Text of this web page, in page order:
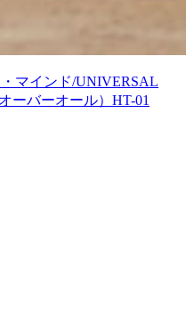
マインド/UNIVERSAL
ーバーオール）HT-01